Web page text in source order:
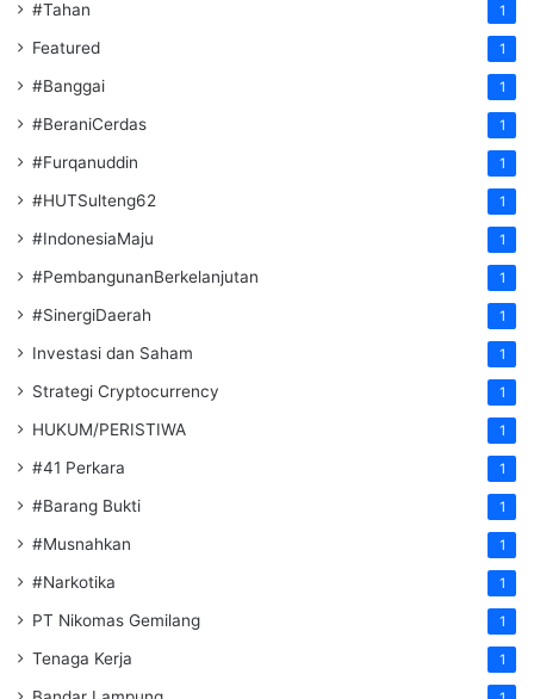
#Tahan 1
Featured 1
#Banggai 1
#BeraniCerdas 1
#Furqanuddin 1
#HUTSulteng62 1
#IndonesiaMaju 1
#PembangunanBerkelanjutan 1
#SinergiDaerah 1
Investasi dan Saham 1
Strategi Cryptocurrency 1
HUKUM/PERISTIWA 1
#41 Perkara 1
#Barang Bukti 1
#Musnahkan 1
#Narkotika 1
PT Nikomas Gemilang 1
Tenaga Kerja 1